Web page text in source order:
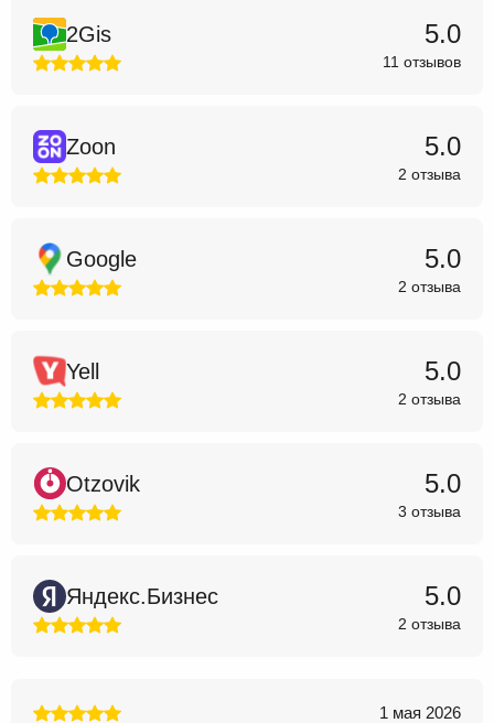
2Gis 5.0
11 отзывов
Zoon 5.0
2 отзыва
Google 5.0
2 отзыва
Yell 5.0
2 отзыва
Otzovik 5.0
3 отзыва
Яндекс.Бизнес 5.0
2 отзыва
1 мая 2026